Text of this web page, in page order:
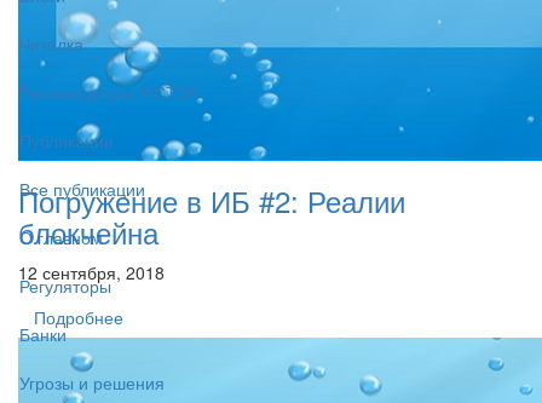
Читалка
Рекомендации ФСТЭК
Публикации
Все публикации
О главном
Регуляторы
Банки
Угрозы и решения
Погружение в ИБ #2: Реалии
блокчейна
12 сентября, 2018
Подробнее